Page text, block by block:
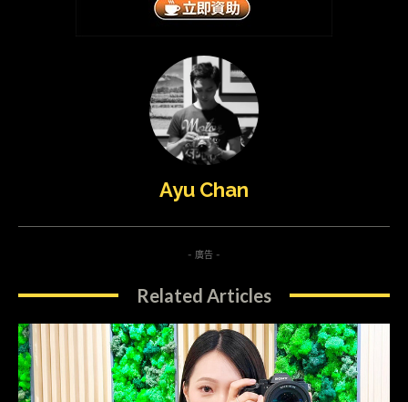
Ayu Chan
- 廣告 -
Related Articles